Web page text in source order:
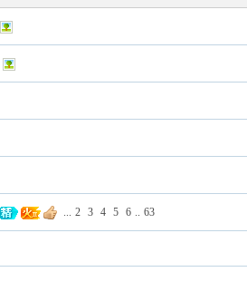
... 2 3 4 5 6 .. 63